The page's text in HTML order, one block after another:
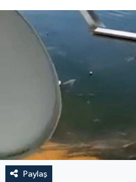
Paylaş